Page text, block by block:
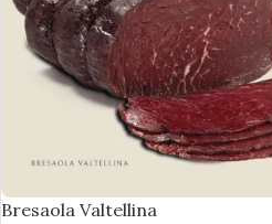
Bresaola Valtellina